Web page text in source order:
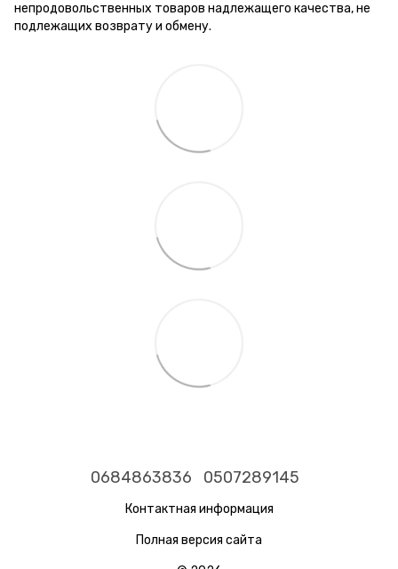
непродовольственных товаров надлежащего качества, не
подлежащих возврату и обмену.
0684863836 0507289145
Контактная информация
Полная версия сайта